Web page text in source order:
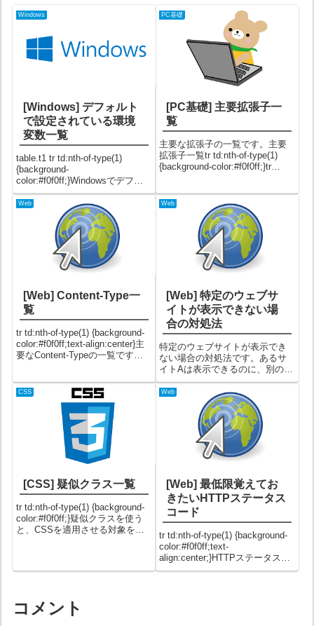
Windows
[Windows] デフォルト
で設定されている環境
変数一覧
table.t1 tr td:nth-of-type(1)
{background-
color:#f0f0ff;}Windowsでデフォ
ルトで設定されている環境変数
一覧です。デフォルト環境変数
一覧Windows10では以下の環境
変数が設定さ...
PC基礎
[PC基礎] 主要拡張子一
覧
主要な拡張子の一覧です。主要
拡張子一覧tr td:nth-of-type(1)
{background-color:#f0f0ff;}tr
Web
[Web] Content-Type一
覧
tr td:nth-of-type(1) {background-
color:#f0f0ff;text-align:center}主
要なContent-Typeの一覧です。
Web
[Web] 特定のウェブサ
イトが表示できない場
合の対処法
特定のウェブサイトが表示でき
ない場合の対処法です。あるサ
イトAは表示できるのに、別のサ
イトBが表示できないといった場
合です。※サイトA、サイトBは
両方とも正常に動いている前提
です。原因一番考えられる原因
としては、設定しているDNSが
サイトB...
CSS
[CSS] 疑似クラス一覧
tr td:nth-of-type(1) {background-
color:#f0f0ff;}疑似クラスを使う
と、CSSを適用させる対象を柔
明使用箇所:l...
Web
[Web] 最低限覚えてお
きたいHTTPステータス
コード
tr td:nth-of-type(1) {background-
color:#f0f0ff;text-
align:center;}HTTPステータスコ
ードはたくさんありますが、実
コメント